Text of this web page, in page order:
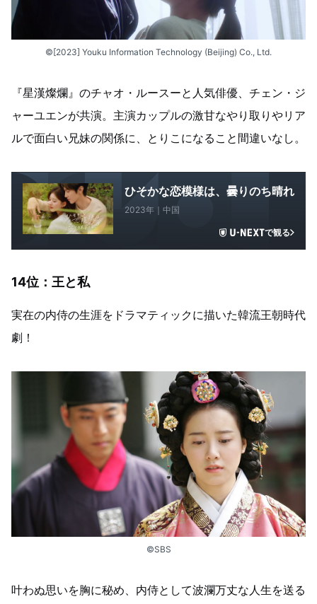
©[2023] Youku Information Technology (Beijing) Co., Ltd.
『星漢燦爛』のチャオ・ルースーと人気俳優、チェン・ジ
ャーユエンが共演。主演カップルの激甘なやり取りやリア
ルで面白い兄妹の関係に、とりこになること間違いなし。
ひそかな恋模様は、曇りのち晴れ
2023年｜中国
で観る
14位：王と私
実在の内侍の生涯をドラマティックに描いた韓流王朝時代
劇！
©SBS
叶わぬ思いを胸に秘め、内侍として波瀾万丈な人生を送る